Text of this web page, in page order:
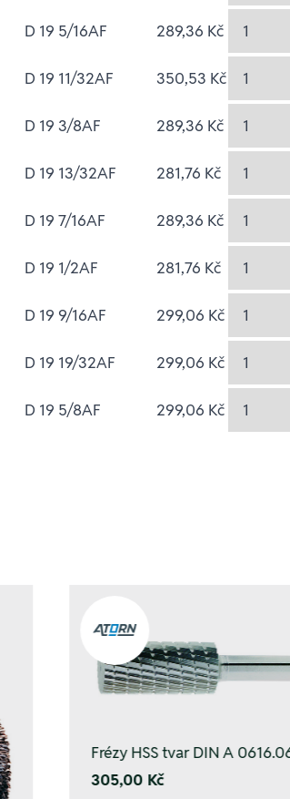
D 19 5/16AF 289,36 Kč
D 19 11/32AF 350,53 Kč
D 19 3/8AF 289,36 Kč
D 19 13/32AF 281,76 Kč
D 19 7/16AF 289,36 Kč
D 19 1/2AF 281,76 Kč
D 19 9/16AF 299,06 Kč
D 19 19/32AF 299,06 Kč
D 19 5/8AF 299,06 Kč
Frézy HSS tvar DIN A
305,00 Kč